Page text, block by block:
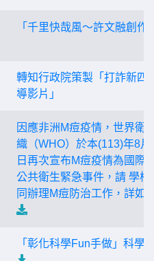
「千里快哉風～許文融創作
轉知行政院策製「打詐新四
導影片」
因應非洲M痘疫情，世界衛
織（WHO）於本(113)年8月
日再次宣布M痘疫情為國際
公共衛生緊急事件，請 學校
同辦理M痘防治工作，詳如
「彰化科學Fun手做」科學